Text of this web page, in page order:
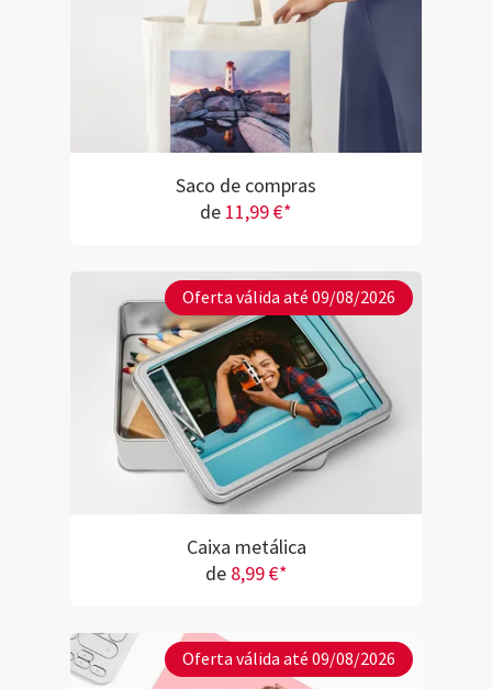
Saco de compras
de 11,99 €*
Oferta válida até 09/08/2026
Caixa metálica
de 8,99 €*
Oferta válida até 09/08/2026